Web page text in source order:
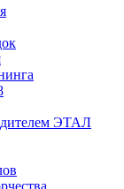
ЭТАЛ